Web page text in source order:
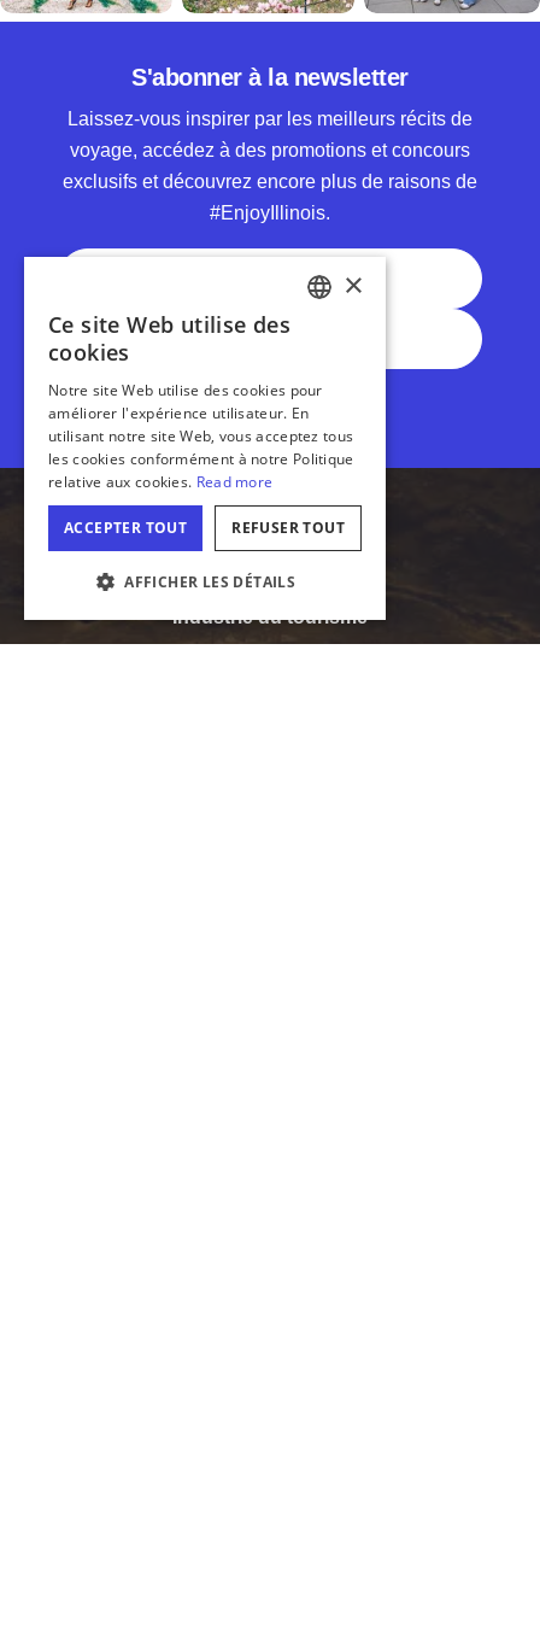
S'abonner à la newsletter
Laissez-vous inspirer par les meilleurs récits de
voyage, accédez à des promotions et concours
exclusifs et découvrez encore plus de raisons de
#EnjoyIllinois.
Nom complet
Adresse électronique
S’abonner
Accessibilité
Média
Industrie du tourisme